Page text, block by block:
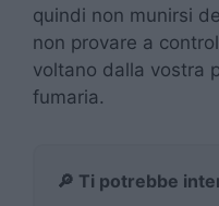
quindi non munirsi
non provare a
voltano dalla vostra
fumaria.
🔎 Ti potrebbe